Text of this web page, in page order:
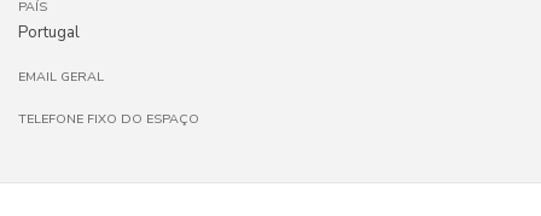
PAÍS
Portugal
EMAIL GERAL
TELEFONE FIXO DO ESPAÇO